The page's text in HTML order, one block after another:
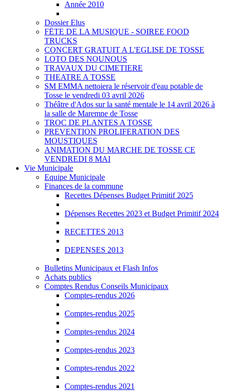
Année 2010
Dossier Elus
FËTE DE LA MUSIQUE - SOIREE FOOD
TRUCKS
CONCERT GRATUIT A L'EGLISE DE TOSSE
LOTO DES NOUNOUS
TRAVAUX DU CIMETIERE
THEATRE A TOSSE
SM EMMA nettoiera le réservoir d'eau potable de
Tosse le vendredi 03 avril 2026
Théâtre d'Ados sur la santé mentale le 14 avril 2026 à
la salle de Maremne de Tosse
TROC DE PLANTES A TOSSE
PREVENTION PROLIFERATION DES
MOUSTIQUES
ANIMATION DU MARCHE DE TOSSE CE
VENDREDI 8 MAI
Vie Municipale
Equipe Municipale
Finances de la commune
Recettes Dépenses Budget Primitif 2025
Dépenses Recettes 2023 et Budget Primitif 2024
RECETTES 2013
DEPENSES 2013
Bulletins Municipaux et Flash Infos
Achats publics
Comptes Rendus Conseils Municipaux
Comptes-rendus 2026
Comptes-rendus 2025
Comptes-rendus 2024
Comptes-rendus 2023
Comptes-rendus 2022
Comptes-rendus 2021